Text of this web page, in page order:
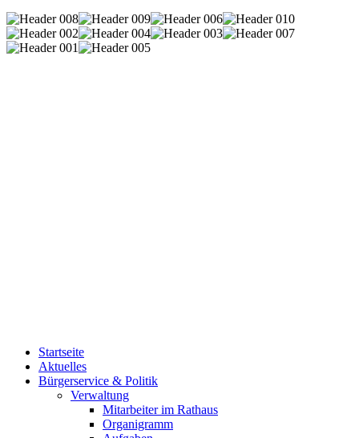
Startseite
Aktuelles
Bürgerservice & Politik
Verwaltung
Mitarbeiter im Rathaus
Organigramm